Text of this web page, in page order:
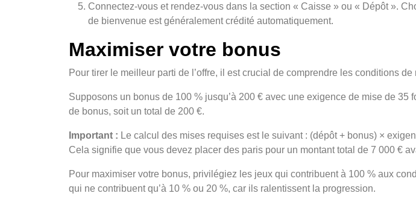
Connectez-vous et rendez-vous dans la section « Caisse » ou « Dépôt ».
de bienvenue est généralement crédité automatiquement.
Maximiser votre bonus
Pour tirer le meilleur parti de l’offre, il est crucial de comprendre les conditions
Supposons un bonus de 100 % jusqu’à 200 € avec une exigence de mise de
de bonus, soit un total de 200 €.
Important : Le calcul des mises requises est le suivant : (dépôt + bonus) ×
Cela signifie que vous devez placer des paris pour un montant total de 7 000 €
Pour maximiser votre bonus, privilégiez les jeux qui contribuent à 100 % aux
qui ne contribuent qu’à 10 % ou 20 %, car ils ralentissent la progression.